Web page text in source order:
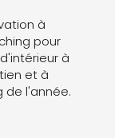
à
pour
à
et à
de l'année.